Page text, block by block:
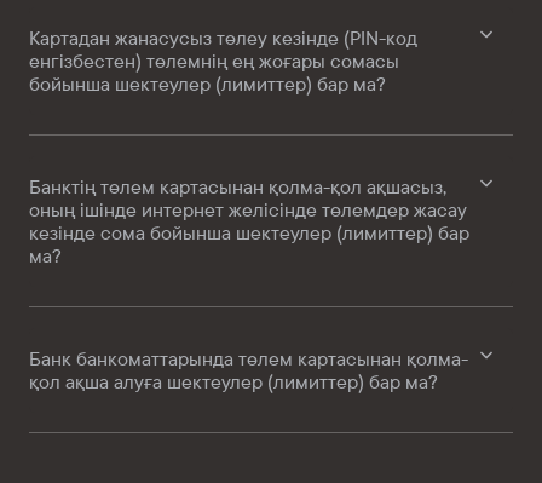
Картадан жанасусыз төлеу кезінде (PIN-код
енгізбестен) төлемнің ең жоғары сомасы
бойынша шектеулер (лимиттер) бар ма?
Банктің төлем картасынан қолма-қол ақшасыз,
оның ішінде интернет желісінде төлемдер жасау
кезінде сома бойынша шектеулер (лимиттер) бар
ма?
Банк банкоматтарында төлем картасынан қолма-
қол ақша алуға шектеулер (лимиттер) бар ма?